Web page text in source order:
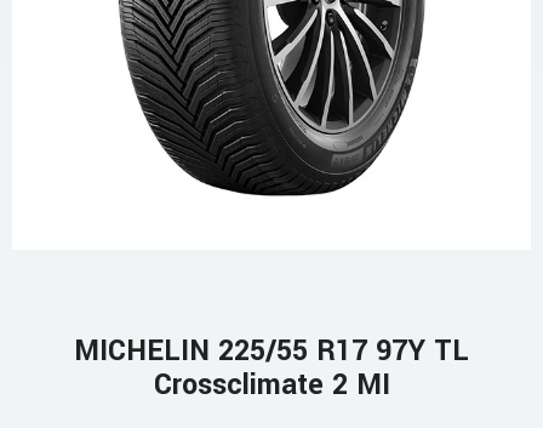
MICHELIN 225/55 R17 97Y TL
Crossclimate 2 MI